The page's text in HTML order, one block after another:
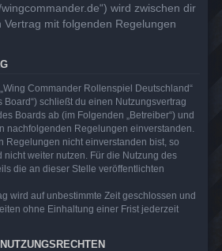
wird zwischen dir
mit folgenden Regelungen
Commander Rollenspiel Deutschland“
Board“) schließt du einen Nutzungsvertrag
Boards ab (im Folgenden „Betreiber“) und
nachfolgenden Regelungen einverstanden.
Regelungen nicht einverstanden bist, so
nicht weiter nutzen. Für die Nutzung des
die an dieser Stelle veröffentlichten
wird auf unbestimmte Zeit geschlossen und
ohne Einhaltung einer Frist jederzeit